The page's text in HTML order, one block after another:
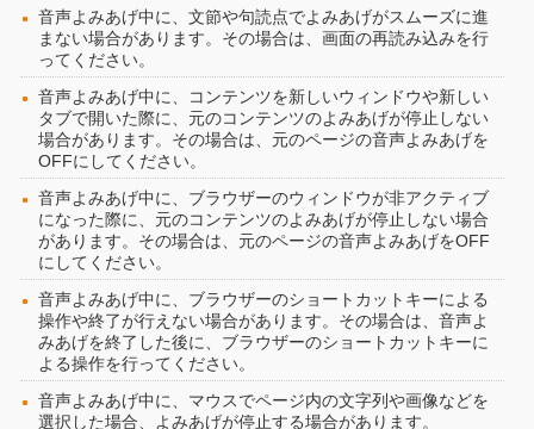
音声よみあげ中に、文節や句読点でよみあげがスムーズに進
まない場合があります。その場合は、画面の再読み込みを行
ってください。
音声よみあげ中に、コンテンツを新しいウィンドウや新しい
タブで開いた際に、元のコンテンツのよみあげが停止しない
場合があります。その場合は、元のページの音声よみあげを
OFFにしてください。
音声よみあげ中に、ブラウザーのウィンドウが非アクティブ
になった際に、元のコンテンツのよみあげが停止しない場合
があります。その場合は、元のページの音声よみあげをOFF
にしてください。
音声よみあげ中に、ブラウザーのショートカットキーによる
操作や終了が行えない場合があります。その場合は、音声よ
みあげを終了した後に、ブラウザーのショートカットキーに
よる操作を行ってください。
音声よみあげ中に、マウスでページ内の文字列や画像などを
選択した場合、よみあげが停止する場合があります。